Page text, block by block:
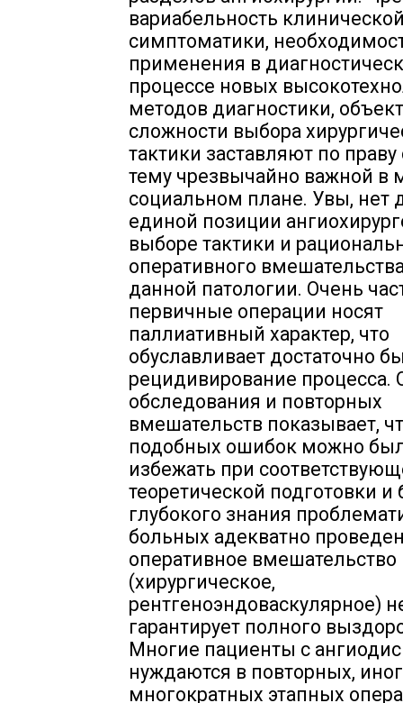
вариабельность
симптоматики,
применения в
процессе новых
методов диагностики,
сложности выбора
тактики заставляют по праву
тему чрезвычайно важной в
социальном плане. Увы, нет
единой позиции
выборе тактики и
оперативного
данной патологии. Очень
первичные операции носят
паллиативный характер, что
обуславливает достаточно
рецидивирование процесса.
обследования и повторных
вмешательств показывает,
подобных ошибок можно
избежать при
теоретической подготовки и
глубокого знания
больных адекватно
оперативное вмешательство
(хирургическое,
рентгеноэндоваскулярное)
гарантирует полного
Многие пациенты с
нуждаются в повторных,
многократных этапных